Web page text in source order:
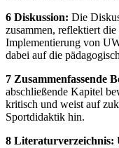
6 Diskussion: Die
zusammen, reflektiert
Implementierung von
dabei auf die
7 Zusammenfassende
abschließende Kapitel
kritisch und weist auf
Sportdidaktik hin.
8 Literaturverzeichnis: